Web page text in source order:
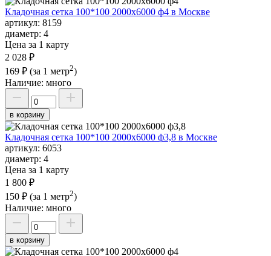
Кладочная сетка 100*100 2000х6000 ф4 в Москве
артикул: 8159
диаметр: 4
Цена за 1 карту
2 028 ₽
169 ₽ (за 1 метр2)
Наличие: много
в корзину
Кладочная сетка 100*100 2000х6000 ф3,8 в Москве
артикул: 6053
диаметр: 4
Цена за 1 карту
1 800 ₽
150 ₽ (за 1 метр2)
Наличие: много
в корзину